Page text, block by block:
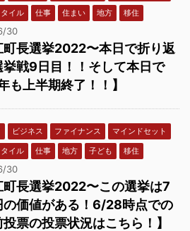
イル
仕事 住まい 地方 移住
30
町長選挙2022〜本日で折り返
挙戦9日目！！そして本日で
も上半期終了！！】
ビジネス ファイナンス
マインドセット
イル
仕事 地方 子ども 移住
30
町長選挙2022〜この選挙は7
の価値がある！6/28時点での
票の投票状況はこちら！】